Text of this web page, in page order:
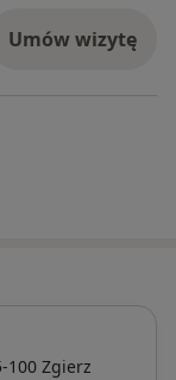
Umów wizytę
100 Zgierz